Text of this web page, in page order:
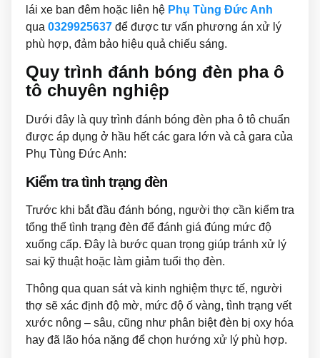
lái xe ban đêm hoặc liên hệ Phụ Tùng Đức Anh
qua 0329925637 để được tư vấn phương án xử lý
phù hợp, đảm bảo hiệu quả chiếu sáng.
Quy trình đánh bóng đèn pha ô
tô chuyên nghiệp
Dưới đây là quy trình đánh bóng đèn pha ô tô chuẩn
được áp dụng ở hầu hết các gara lớn và cả gara của
Phụ Tùng Đức Anh:
Kiểm tra tình trạng đèn
Trước khi bắt đầu đánh bóng, người thợ cần kiểm tra
tổng thể tình trạng đèn để đánh giá đúng mức độ
xuống cấp. Đây là bước quan trọng giúp tránh xử lý
sai kỹ thuật hoặc làm giảm tuổi thọ đèn.
Thông qua quan sát và kinh nghiệm thực tế, người
thợ sẽ xác định độ mờ, mức độ ố vàng, tình trạng vết
xước nông – sâu, cũng như phân biệt đèn bị oxy hóa
hay đã lão hóa nặng để chọn hướng xử lý phù hợp.